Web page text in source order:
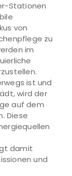
Stationen
von
zu
im
ist und
wird der
auf dem
Diese
damit
und